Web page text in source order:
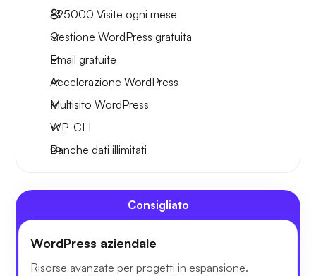
~25000 Visite ogni mese
Gestione WordPress gratuita
Email gratuite
Accelerazione WordPress
Multisito WordPress
WP-CLI
Banche dati illimitati
Consigliato
WordPress aziendale
Risorse avanzate per progetti in espansione.